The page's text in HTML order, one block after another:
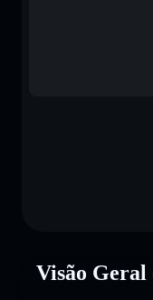
Visão